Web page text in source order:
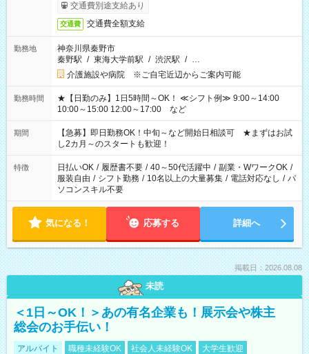
交通費別途支給あり
交通費 交通費全額支給
勤務地
神奈川県秦野市
秦野駅 / 東海大学前駅 / 渋沢駅 / …
介護施設や病院 ※ご自宅近辺からご案内可能
勤務時間
★【日勤のみ】1日5時間～OK！ ≪シフト例≫ 9:00～14:00
10:00～15:00 12:00～17:00 など
期間
【急募】即日勤務OK！中旬～など開始日相談可 ★まずはお試
し2カ月～のスタートも歓迎！
特徴 日払いOK / 履歴書不要 / 40～50代活躍中 / 副業・WワークOK /
服装自由 / シフト勤務 / 10名以上の大量募集 / 電話対応なし / パ
ソコンスキル不要
気になる！ 応募する 詳細へ
掲載日：2026.08.08
未読
＜1日～OK！＞あの有名企業も！展示会や株主
総会のお手伝い！
アルバイト 職種未経験OK 社会人未経験OK
大学生歓迎